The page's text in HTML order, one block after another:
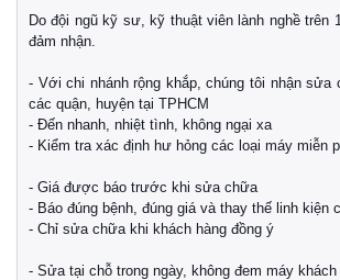
Do đội ngũ kỹ sư, kỹ thuật viên lành nghề trên
đảm nhận.
- Với chi nhánh rộng khắp, chúng tôi nhận sửa
các quận, huyện tại TPHCM
- Đến nhanh, nhiệt tình, không ngại xa
- Kiểm tra xác định hư hỏng các loại máy miễn
- Giá được báo trước khi sửa chữa
- Báo đúng bệnh, đúng giá và thay thế linh kiện
- Chỉ sửa chữa khi khách hàng đồng ý
- Sửa tại chỗ trong ngày, không đem máy khách